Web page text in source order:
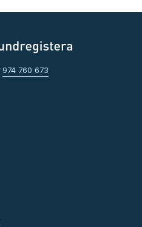
974 760 673